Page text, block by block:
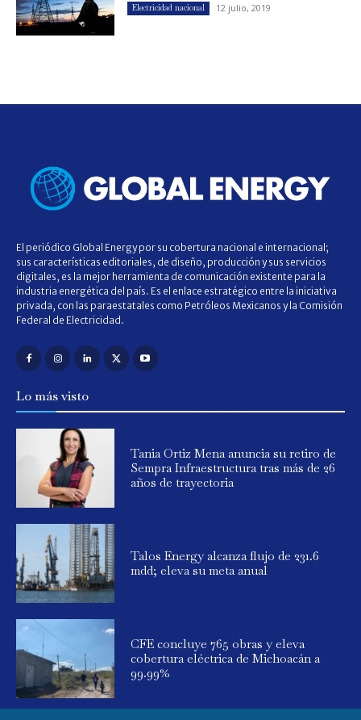
Electricidad nacional 12 julio, 2019
El periódico Global Energy por su cobertura nacional e internacional;
sus características editoriales, de diseño, producción y sus servicios
digitales, es la mejor herramienta de comunicación existente para la
industria energética del país. Es el enlace estratégico entre la iniciativa
privada, con las paraestatales como Petróleos Mexicanos y la Comisión
Federal de Electricidad.
Lo más visto
Tania Ortiz Mena anuncia su retiro de
Sempra Infraestructura tras más de 26
años de trayectoria
Talos Energy alcanza flujo de 231.6
mdd; eleva su meta anual
CFE concluye 765 obras y eleva
cobertura eléctrica de Michoacán a
99.99%